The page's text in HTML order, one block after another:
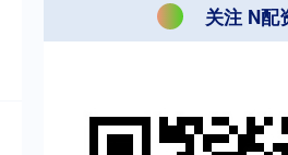
关注 N配